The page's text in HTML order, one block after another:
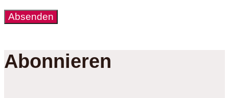
Abonnieren